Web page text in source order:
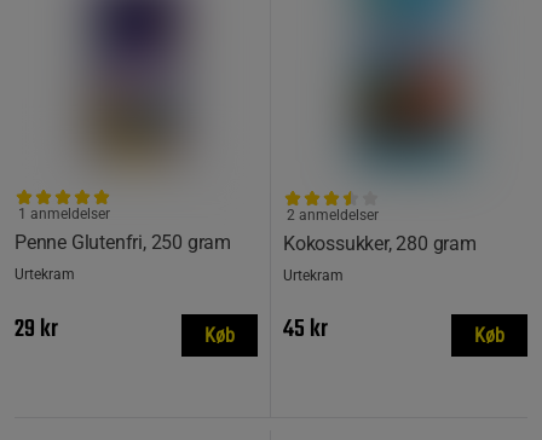
Penne Glutenfri, 250 gram
1 anmeldelser
Urtekram
29 kr Køb
Kokossukker, 280 gram
2 anmeldelser
Urtekram
45 kr Køb